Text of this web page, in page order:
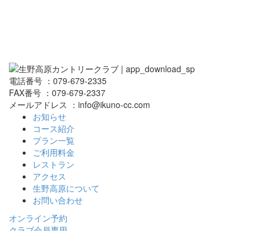
電話番号 ：079-679-2335
FAX番号 ：079-679-2337
メールアドレス ：info@ikuno-cc.com
お知らせ
コース紹介
プラン一覧
ご利用料金
レストラン
アクセス
生野高原について
お問い合わせ
オンライン予約